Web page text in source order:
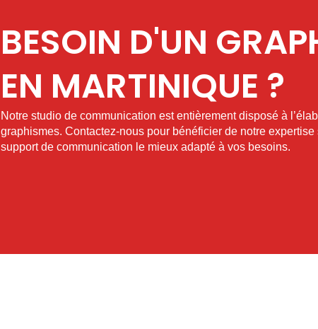
BESOIN D'UN
EN MARTINIQUE ?
Notre studio de communication est entièrement disposé à
graphismes. Contactez-nous pour bénéficier de notre expertise
support de communication le mieux adapté à vos besoins.